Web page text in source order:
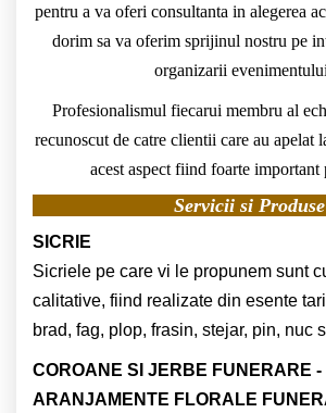
pentru a va oferi consultanta in alegerea
dorim sa va oferim sprijinul nostru pe
organizarii
Profesionalismul fiecarui membru al
recunoscut de catre clientii care au apelat
acest aspect fiind foarte important
Servicii si Produse
SICRIE
Sicriele pe care vi le propunem sunt
calitative, fiind realizate din esente
brad, fag, plop, frasin, stejar, pin, nuc
COROANE SI JERBE FUNERARE -
ARANJAMENTE FLORALE